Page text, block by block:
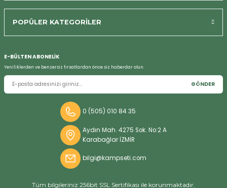
POPÜLER KATEGORİLER
E-BÜLTEN ABONELİK
Yeniliklerden ve benzersiz fırsatlardan önce siz haberdar olun.
GÖNDER
0 (505) 010 84 35
Aydın Mah. 4275 Sok. No:2 A
Karabağlar İZMİR
bilgi@kampseti.com
Tüm bilgileriniz 256bit SSL Sertifikası ile korunmaktadır.